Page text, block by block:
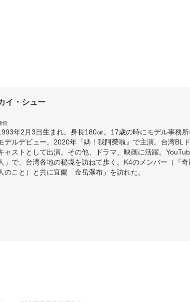
イ・シュー
愷
年2月3日生まれ。身長180㎝。17歳の時にモデル事務
デルデビュー。2020年『媽！我阿榮啦』で主演。台湾BL
ャストとして出演。その他、ドラマ、映画に活躍。
」で、台湾各地の秘境を訪ねて歩く。K4のメンバー（『
のこと）と共に宜蘭「金岳瀑布」を訪れた。